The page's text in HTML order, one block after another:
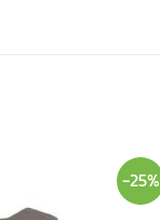
-25%